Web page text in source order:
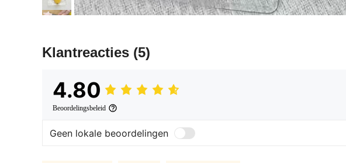
Klantreacties (5)
4.80
Beoordelingsbeleid
Geen lokale beoordelingen